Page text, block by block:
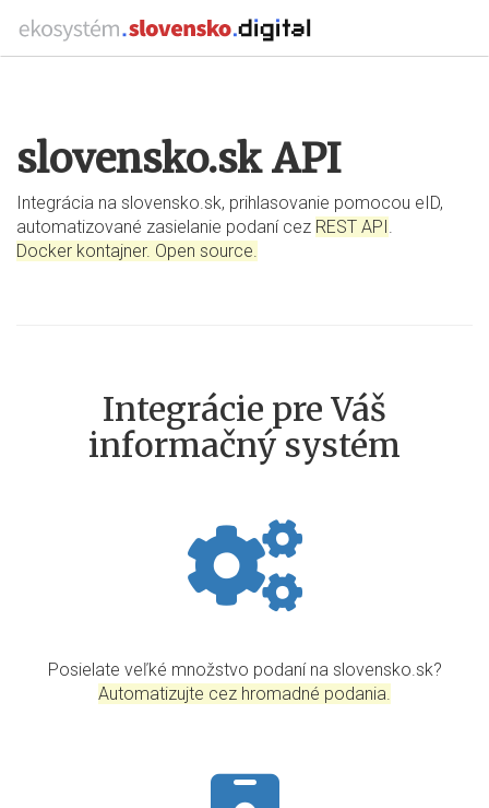
slovensko.sk API
Integrácia na slovensko.sk, prihlasovanie pomocou eID,
automatizované zasielanie podaní cez REST API.
Docker kontajner. Open source.
Integrácie pre Váš
informačný systém
Posielate veľké množstvo podaní na slovensko.sk?
Automatizujte cez hromadné podania.